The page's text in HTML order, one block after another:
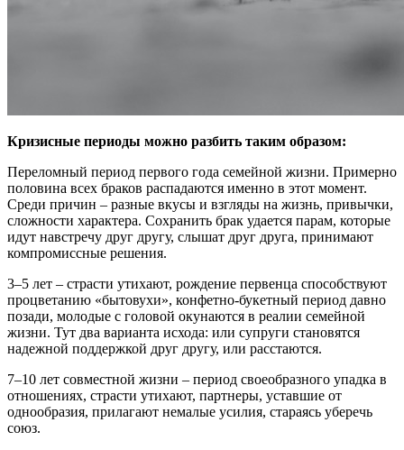
Кризисные периоды можно разбить таким образом:
Переломный период первого года семейной жизни. Примерно
половина всех браков распадаются именно в этот момент.
Среди причин – разные вкусы и взгляды на жизнь, привычки,
сложности характера. Сохранить брак удается парам, которые
идут навстречу друг другу, слышат друг друга, принимают
компромиссные решения.
3–5 лет – страсти утихают, рождение первенца способствуют
процветанию «бытовухи», конфетно-букетный период давно
позади, молодые с головой окунаются в реалии семейной
жизни. Тут два варианта исхода: или супруги становятся
надежной поддержкой друг другу, или расстаются.
7–10 лет совместной жизни – период своеобразного упадка в
отношениях, страсти утихают, партнеры, уставшие от
однообразия, прилагают немалые усилия, стараясь уберечь
союз.